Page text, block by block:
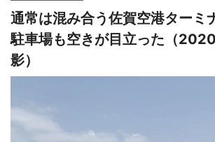
通常は混み合う佐賀空港ターミ
駐車場も空きが目立った（
影）